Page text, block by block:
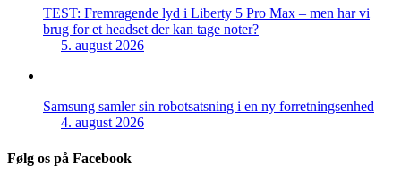
TEST: Fremragende lyd i Liberty 5 Pro Max – men har vi
brug for et headset der kan tage noter?
5. august 2026
Samsung samler sin robotsatsning i en ny forretningsenhed
4. august 2026
Følg os på Facebook